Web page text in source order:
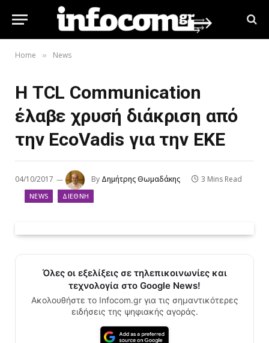
Home » News
Η TCL Communication
έλαβε χρυσή διάκριση από
την EcoVadis για την ΕΚΕ
04/10/2017 By Δημήτρης Θωμαδάκης 3 Mins Read
NEWS ΔΙΕΘΝΉ
Όλες οι εξελίξεις σε τηλεπικοινωνίες και
τεχνολογία στο Google News!
Ακολουθήστε το Infocom.gr για τις σημαντικότερες
ειδήσεις της ψηφιακής αγοράς.